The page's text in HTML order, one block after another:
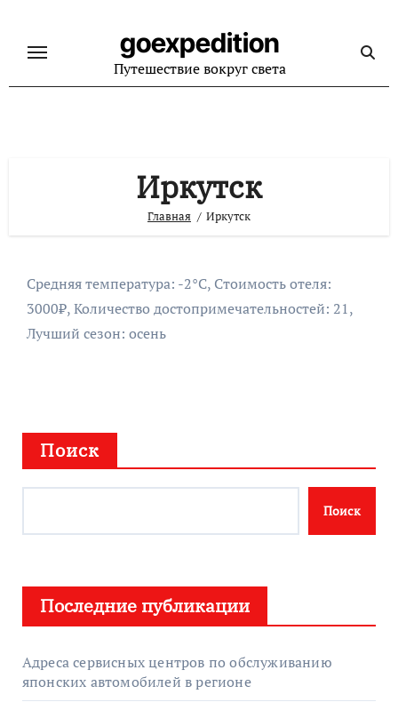
содержанию
goexpedition
Путешествие вокруг света
Иркутск
Главная Иркутск
Средняя температура: -2°C, Стоимость отеля:
3000₽, Количество достопримечательностей: 21,
Лучший сезон: осень
Поиск
Поиск
Последние публикации
Адреса сервисных центров по обслуживанию
японских автомобилей в регионе